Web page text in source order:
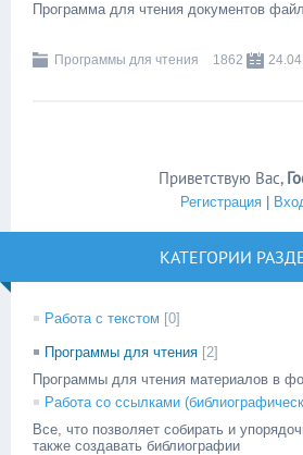
Программа для чтения документов
Программы для чтения 1862
Приветствую Вас,
Регистрация|
КАТЕГОРИИ
Работа с текстом [0]
Программы для чтения [2]
Программы для чтения материалов в
Работа со ссылками
Все, что позволяет собирать и
также создавать библиографии